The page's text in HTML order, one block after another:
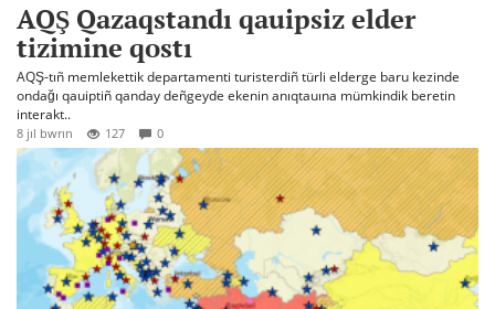
AQŞ Qazaqstandı qauipsiz elder
tizimine qostı
AQŞ-tıñ memlekettik departamenti turisterdiñ türli elderge baru kezinde
ondağı qauiptiñ qanday deñgeyde ekenin anıqtauına mümkindik beretin
interakt..
8 jıl bwrın 127 0